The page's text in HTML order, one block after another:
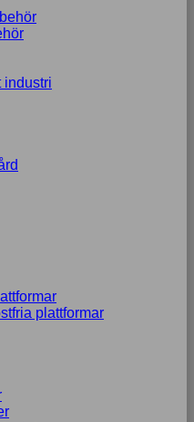
industri
plattformar